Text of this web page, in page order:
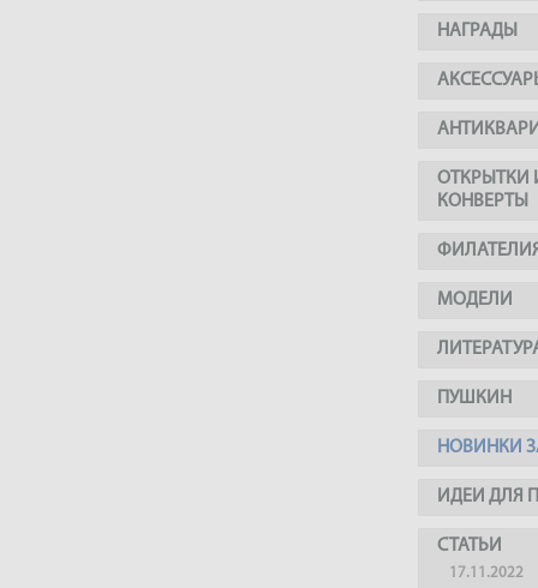
НАГРАДЫ
ОТКРЫТКИ
КОНВЕРТЫ
МОДЕЛИ
ПУШКИН
НОВИНКИ
ИДЕИ ДЛЯ
СТАТЬИ
17.11.2022